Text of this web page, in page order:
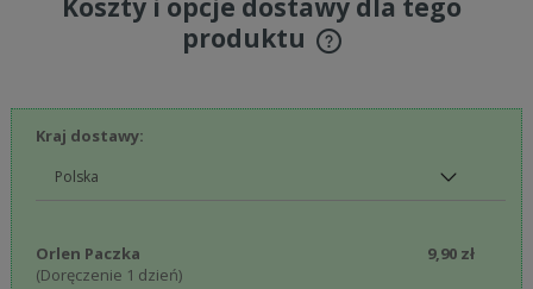
Koszty i opcje dostawy dla tego
produktu
Cena nie zawiera ewentualnych kosztów płatności
Kraj dostawy:
Orlen Paczka
(Doręczenie 1 dzień)
9,90 zł